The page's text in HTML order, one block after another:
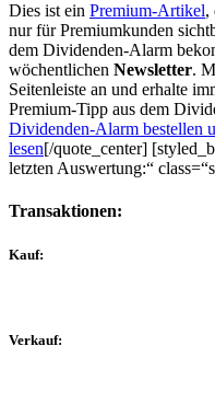
Dies ist ein Premium-Artikel,
nur für Premiumkunden
dem Dividenden-Alarm
wöchentlichen Newsletter.
Seitenleiste an und erhalte
Premium-Tipp aus dem
Dividenden-Alarm bestellen
lesen[/quote_center]
letzten Auswertung:“
Transaktionen:
Kauf:
Verkauf: